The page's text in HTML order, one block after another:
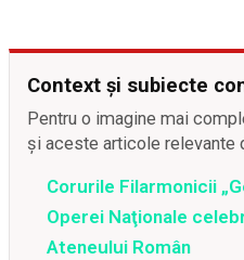
Context și subiecte
Pentru o imagine mai
și aceste articole relevante
Corurile Filarmonicii
Operei Naţionale
Ateneului Român